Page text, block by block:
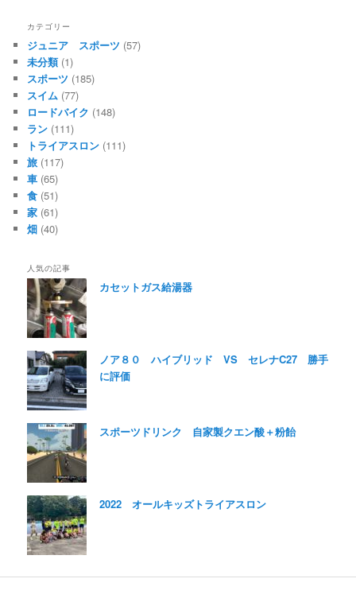
カテゴリー
ジュニア スポーツ (57)
未分類(1)
スポーツ (185)
スイム (77)
ロードバイク (148)
ラン (111)
トライアスロン (111)
旅 (117)
車 (65)
食 (51)
家 (61)
畑 (40)
人気の記事
カセットガス給湯器
ノア８０ ハイブリッド VS セレナC27 勝手
に評価
スポーツドリンク 自家製クエン酸＋粉飴
2022 オールキッズトライアスロン